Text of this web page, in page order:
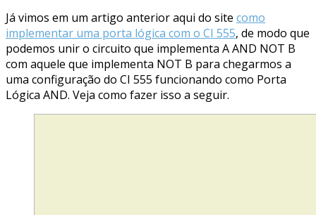
Já vimos em um artigo anterior aqui do site como
implementar uma porta lógica com o CI 555, de modo que
podemos unir o circuito que implementa A AND NOT B
com aquele que implementa NOT B para chegarmos a
uma configuração do CI 555 funcionando como Porta
Lógica AND. Veja como fazer isso a seguir.